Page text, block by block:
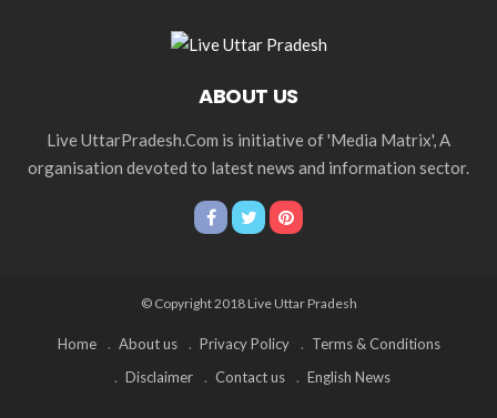
ABOUT US
Live UttarPradesh.Com is initiative of 'Media Matrix', A
organisation devoted to latest news and information sector.
© Copyright 2018 Live Uttar Pradesh
Home About us Privacy Policy
Terms & Conditions
Disclaimer
Contact us English News